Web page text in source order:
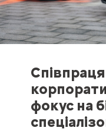
фокус на